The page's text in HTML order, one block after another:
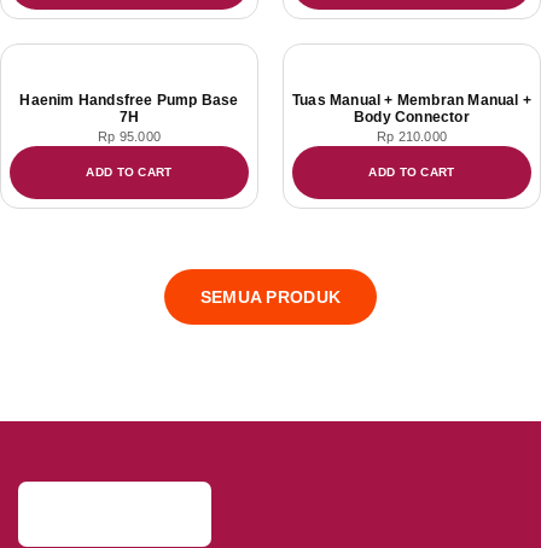
Haenim Handsfree Pump Base
7H
Rp 95.000
ADD TO CART
Tuas Manual + Membran Manual +
Body Connector
Rp 210.000
ADD TO CART
SEMUA PRODUK